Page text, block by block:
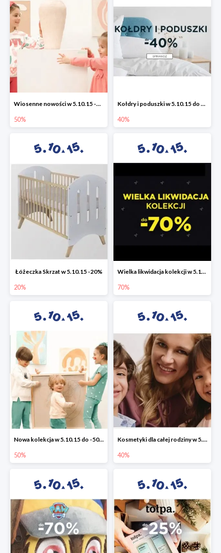
Wiosenne nowości w 5.10.15 -50%
50%
Kołdry i poduszki w 5.10.15 do -40%
40%
Łóżeczka Skrzat w 5.10.15 -20%
20%
Wielka likwidacja kolekcji w 5.10.15 do -70%
70%
Nowa kolekcja w 5.10.15 do -50%
50%
Kosmetyki dla całej rodziny w 5.10.15 do -40%
40%